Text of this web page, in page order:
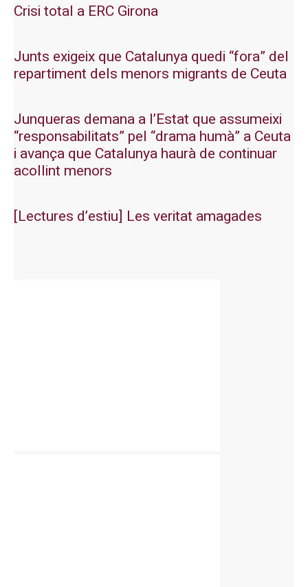
Crisi total a ERC Girona
Junts exigeix que Catalunya quedi “fora” del
repartiment dels menors migrants de Ceuta
Junqueras demana a l’Estat que assumeixi
“responsabilitats” pel “drama humà” a Ceuta
i avança que Catalunya haurà de continuar
acollint menors
[Lectures d’estiu] Les veritat amagades